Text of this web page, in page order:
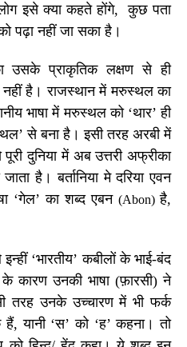
इसे क्या कहते होंगे,
कुछ पता
पढ़ा नहीं जा सका है।
उसके प्राकृतिक लक्षण से ही
नहीं है। राजस्थान में मरुस्थल का
भाषा में मरुस्थल को ‘थार’ ही
थल’से बना है। इसी तरह अरबी में
दुनिया में अब उत्तरी अफ्रीका
है। बर्तानिया मे दरिया एवन
‘गेल’ का शब्द एबन (Abon) है,
‘भारतीय’कबीलों के भाई-बंद
कारण उनकी भाषा (फ़ारसी) ने
तरह उनके उच्चारण में भी फर्क
यानी ‘स’ को ‘ह’ कहना। तो